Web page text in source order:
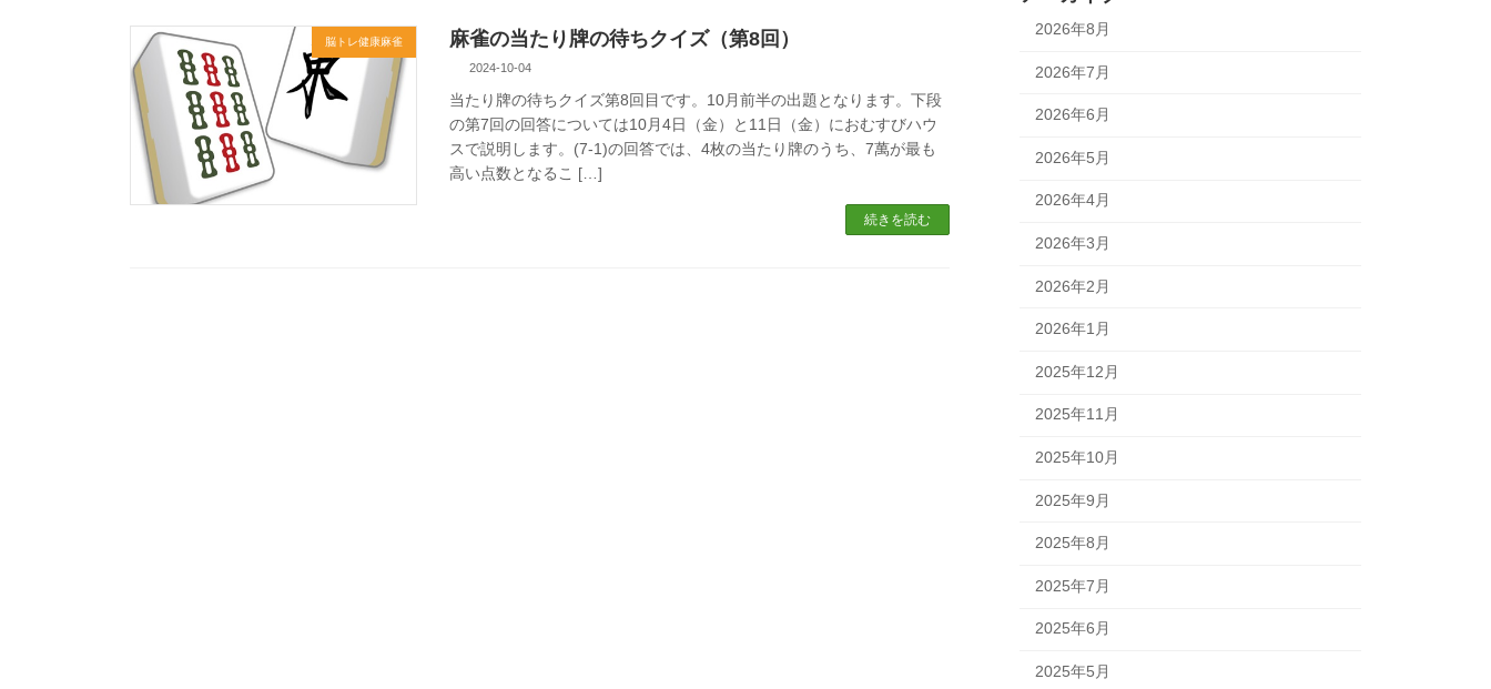
脳トレ健康麻雀 麻雀の当たり牌の待ちクイズ（第8回）
2024-10-04
当たり牌の待ちクイズ第8回目です。10月前半の出題となります。下段
の第7回の回答については10月4日（金）と11日（金）におむすびハウ
スで説明します。(7-1)の回答では、4枚の当たり牌のうち、7萬が最も
高い点数となるこ […]
続きを読む
2026年8月
2026年7月
2026年6月
2026年5月
2026年4月
2026年3月
2026年2月
2026年1月
2025年12月
2025年11月
2025年10月
2025年9月
2025年8月
2025年7月
2025年6月
2025年5月